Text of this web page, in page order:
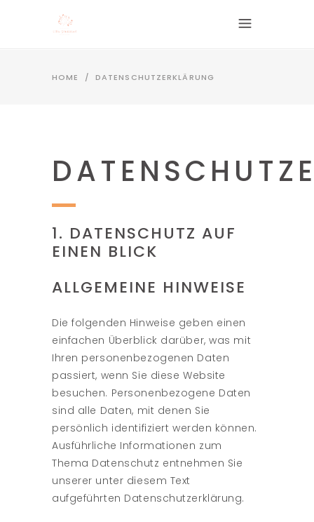
HOME / DATENSCHUTZERKLÄRUNG
1. DATENSCHUTZ AUF
EINEN BLICK
ALLGEMEINE HINWEISE
Die folgenden Hinweise geben einen
einfachen Überblick darüber, was mit
Ihren personenbezogenen Daten
passiert, wenn Sie diese Website
besuchen. Personenbezogene Daten
sind alle Daten, mit denen Sie
persönlich identifiziert werden können.
Ausführliche Informationen zum
Thema Datenschutz entnehmen Sie
unserer unter diesem Text
aufgeführten Datenschutzerklärung.